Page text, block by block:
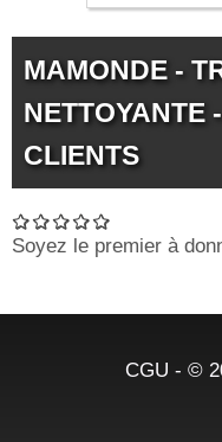
MAMONDE -
NETTOYANTE
CLIENTS
Soyez le premier à
CGU - ©